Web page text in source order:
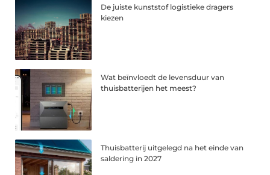
De juiste kunststof logistieke dragers
kiezen
Wat beïnvloedt de levensduur van
thuisbatterijen het meest?
Thuisbatterij uitgelegd na het einde van
saldering in 2027